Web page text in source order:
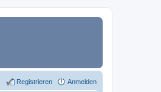
Anmelden
Registrieren